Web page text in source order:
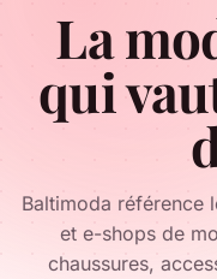
La
qui
Baltimoda référence
et e-shops de
chaussures,